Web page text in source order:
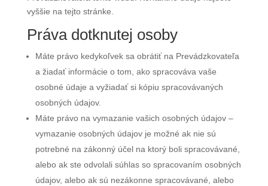
vyššie na tejto stránke.
Práva dotknutej osoby
Máte právo kedykoľvek sa obrátiť na Prevádzkovateľa
a žiadať informácie o tom, ako spracováva vaše
osobné údaje a vyžiadať si kópiu spracovávaných
osobných údajov.
Máte právo na vymazanie vašich osobných údajov –
vymazanie osobných údajov je možné ak nie sú
potrebné na zákonný účel na ktorý boli spracovávané,
alebo ak ste odvolali súhlas so spracovaním osobných
údajov, alebo ak sú nezákonne spracovávané, alebo